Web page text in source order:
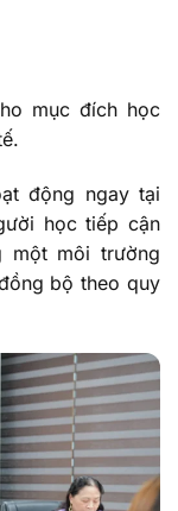
mục đích học
động ngay tại
học tiếp cận
một môi trường
bộ theo quy